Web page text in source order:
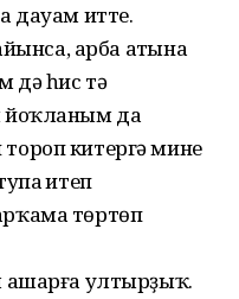
дауам итте.
арба аҫтына
дә һис тә
йоҡланым да
китергә мине
итеп
төртөп
ултырҙыҡ.